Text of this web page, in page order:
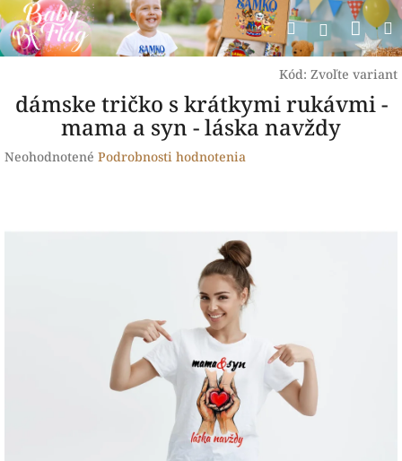
Prejsť
na
obsah
Hľadať
Kód: Zvoľte variant
dámske tričko s krátkymi rukávmi -
mama a syn - láska navždy
Priemerné
Neohodnotené Podrobnosti hodnotenia